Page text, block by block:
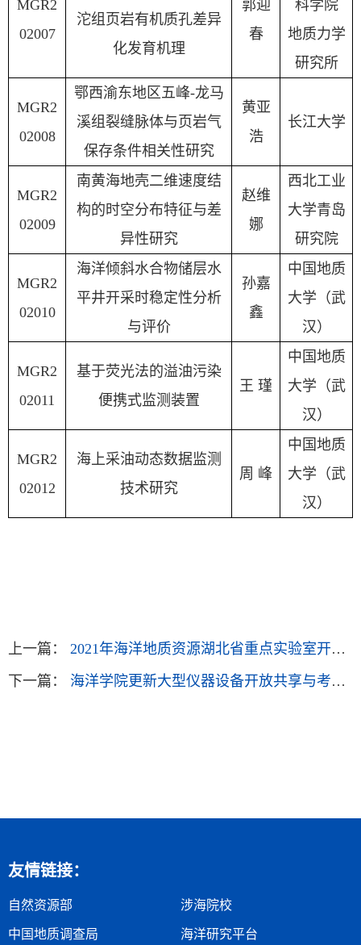
MGR2
02007
沱组页岩有机质孔差异
化发育机理
郭迎
春
科学院
地质力学
研究所
MGR2
02008
鄂西渝东地区五峰-龙马
溪组裂缝脉体与页岩气
保存条件相关性研究
黄亚
浩
长江大学
MGR2
02009
南黄海地壳二维速度结
构的时空分布特征与差
异性研究
赵维
娜
西北工业
大学青岛
研究院
MGR2
02010
海洋倾斜水合物储层水
平井开采时稳定性分析
与评价
孙嘉
鑫
中国地质
大学（武
汉）
MGR2
02011
基于荧光法的溢油污染
便携式监测装置
王 瑾
中国地质
大学（武
汉）
MGR2
02012
海上采油动态数据监测
技术研究
周 峰
中国地质
大学（武
汉）
上一篇：
2021年海洋地质资源湖北省重点实验室开放基金申报指南
下一篇：
海洋学院更新大型仪器设备开放共享与考核工作小组成员
友情链接：
自然资源部 涉海院校
中国地质调查局 海洋研究平台